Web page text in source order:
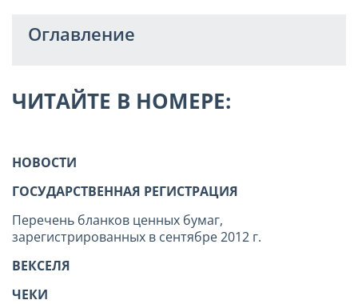
Оглавление
ЧИТАЙТЕ В НОМЕРЕ:
НОВОСТИ
ГОСУДАРСТВЕННАЯ РЕГИСТРАЦИЯ
Перечень бланков ценных бумаг,
зарегистрированных в сентябре 2012 г.
ВЕКСЕЛЯ
ЧЕКИ